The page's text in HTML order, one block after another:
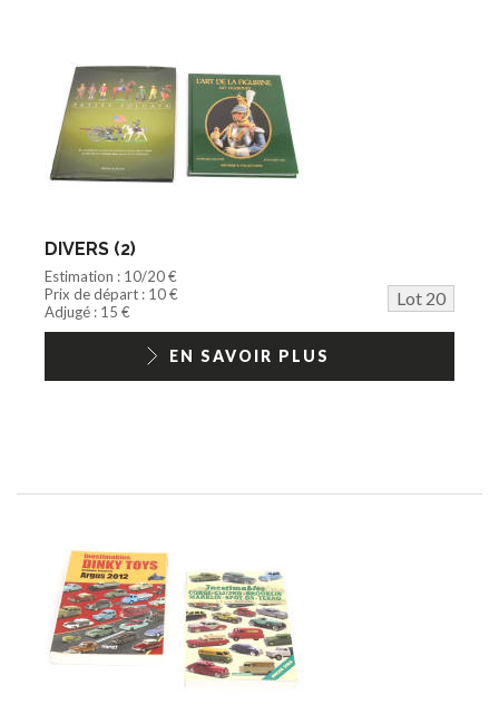
DIVERS (2)
Estimation : 10/20 €
Prix de départ : 10 €
Lot 20
Adjugé : 15 €
EN SAVOIR PLUS